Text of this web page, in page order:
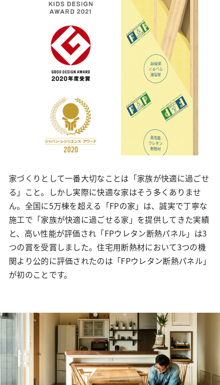
家づくりとして一番大切なことは「家族が快適に過ごせ
る」こと。しかし実際に快適な家はそう多くありませ
ん。全国に5万棟を超える「FPの家」は、誠実で丁寧な
施工で「家族が快適に過ごせる家」を提供してきた実績
と、高い性能が評価され「FPウレタン断熱パネル」は3
つの賞を受賞しました。住宅用断熱材において3つの機
関より公的に評価されたのは「FPウレタン断熱パネル」
が初のことです。